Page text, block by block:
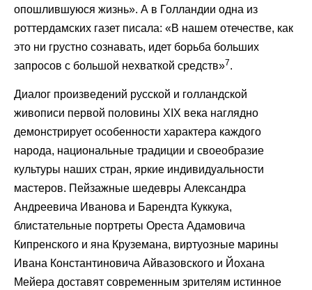
опошлившуюся жизнь». А в Голландии одна из
роттердамских газет писала: «В нашем отечестве, как
это ни грустно сознавать, идет борьба больших
запросов с большой нехваткой средств»7.
Диалог произведений русской и голландской
живописи первой половины XIX века наглядно
демонстрирует особенности характера каждого
народа, национальные традиции и своеобразие
культуры наших стран, яркие индивидуальности
мастеров. Пейзажные шедевры Александра
Андреевича Иванова и Барендта Куккука,
блистательные портреты Ореста Адамовича
Кипренского и яна Круземана, виртуозные марины
Ивана Константиновича Айвазовского и Йохана
Мейера доставят современным зрителям истинное